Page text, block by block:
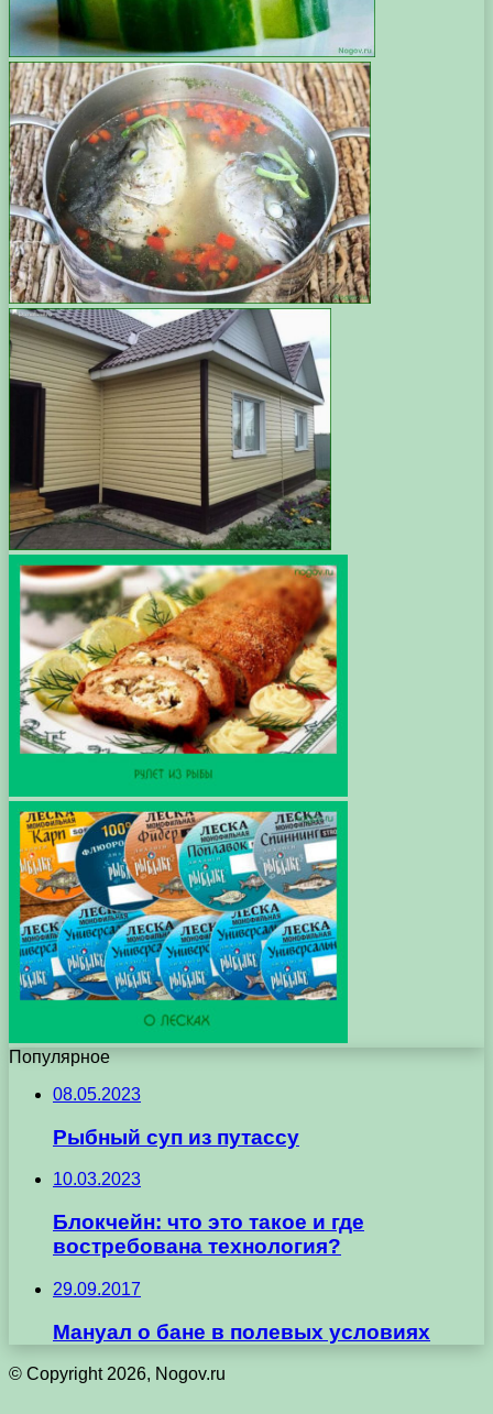
Популярное
08.05.2023
Рыбный суп из путассу
10.03.2023
Блокчейн: что это такое и где
востребована технология?
29.09.2017
Мануал о бане в полевых условиях
© Copyright 2026, Nogov.ru